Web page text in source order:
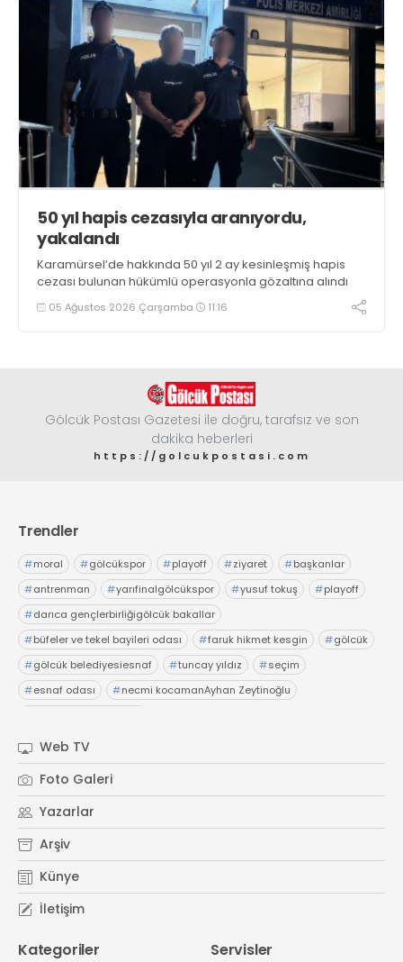
50 yıl hapis cezasıyla aranıyordu,
yakalandı
Karamürsel’de hakkında 50 yıl 2 ay kesinleşmiş hapis
cezası bulunan hükümlü operasyonla gözaltına alındı
05 Ağustos 2026 Çarşamba 11:16
Gölcük Postası Gazetesi ile doğru, tarafsız ve son
dakika heberleri
https://golcukpostasi.com
Trendler
#moral #gölcükspor #playoff #ziyaret #başkanlar
#antrenman #yarıfinalgölcükspor #yusuf tokuş #playoff
#darıca gençlerbirliğigölcük bakallar
#büfeler ve tekel bayileri odası #faruk hikmet kesgin #gölcük
#gölcük belediyesiesnaf #tuncay yıldız #seçim
#esnaf odası #necmi kocamanAyhan Zeytinoğlu
Web TV
Foto Galeri
Yazarlar
Arşiv
Künye
İletişim
Kategoriler Servisler